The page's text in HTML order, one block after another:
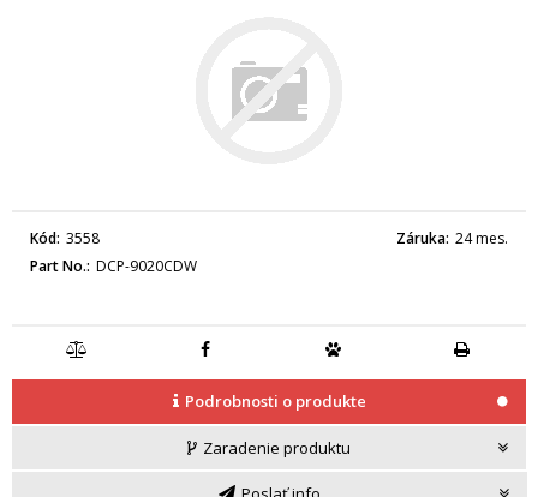
Kód 3558
Part No. DCP-9020CDW
Záruka 24 mes.
Podrobnosti o produkte
Zaradenie produktu